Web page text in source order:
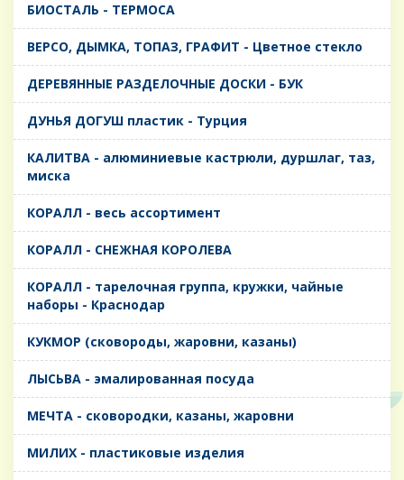
БИОСТАЛЬ - ТЕРМОСА
ВЕРСО, ДЫМКА, ТОПАЗ, ГРАФИТ - Цветное стекло
ДЕРЕВЯННЫЕ РАЗДЕЛОЧНЫЕ ДОСКИ - БУК
ДУНЬЯ ДОГУШ пластик - Турция
КАЛИТВА - алюминиевые кастрюли, дуршлаг, таз,
миска
КОРАЛЛ - весь ассортимент
КОРАЛЛ - СНЕЖНАЯ КОРОЛЕВА
КОРАЛЛ - тарелочная группа, кружки, чайные
наборы - Краснодар
КУКМОР (сковороды, жаровни, казаны)
ЛЫСЬВА - эмалированная посуда
МЕЧТА - сковородки, казаны, жаровни
МИЛИХ - пластиковые изделия